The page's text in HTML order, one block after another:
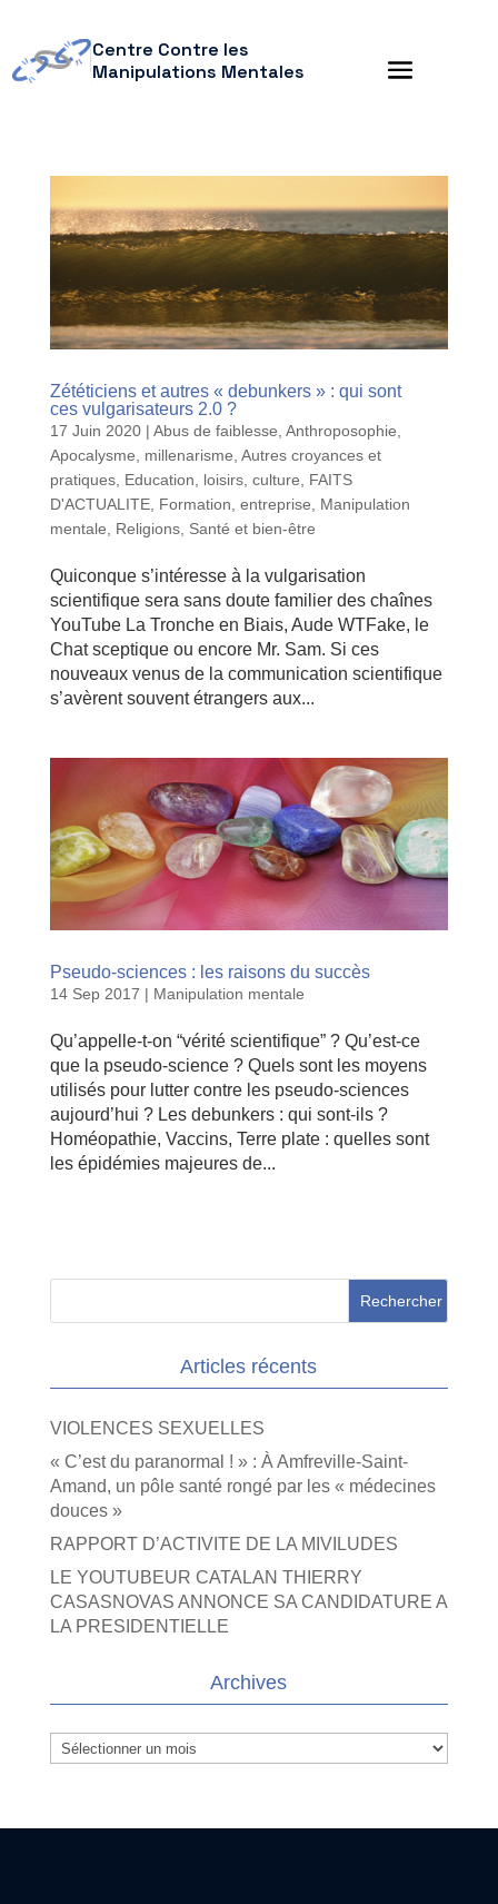
Centre Contre les
Manipulations Mentales
Zététiciens et autres « debunkers » : qui sont
ces vulgarisateurs 2.0 ?
17 Juin 2020| Abus de faiblesse Anthroposophie
Apocalysme, millenarisme Autres croyances et
pratiques, Education, loisirs, culture
FAITS
D'ACTUALITE, Formation, entreprise
Manipulation
mentale
Religions, Santé et bien-être
Quiconque s’intéresse à la vulgarisation
scientifique sera sans doute familier des chaînes
YouTube La Tronche en Biais, Aude WTFake, le
Chat sceptique ou encore Mr. Sam. Si ces
nouveaux venus de la communication scientifique
s’avèrent souvent étrangers aux...
Pseudo-sciences : les raisons du succès
14 Sep 2017 | Manipulation mentale
Qu’appelle-t-on “vérité scientifique” ? Qu’est-ce
que la pseudo-science ? Quels sont les moyens
utilisés pour lutter contre les pseudo-sciences
aujourd’hui ? Les debunkers : qui sont-ils ?
Homéopathie, Vaccins, Terre plate : quelles sont
les épidémies majeures de...
Articles récents
VIOLENCES SEXUELLES
« C’est du paranormal ! » : À Amfreville-Saint-
Amand, un pôle santé rongé par les « médecines
douces »
RAPPORT D’ACTIVITE DE LA MIVILUDES
LE YOUTUBEUR CATALAN THIERRY
CASASNOVAS ANNONCE SA CANDIDATURE A
LA PRESIDENTIELLE
Archives
Archives